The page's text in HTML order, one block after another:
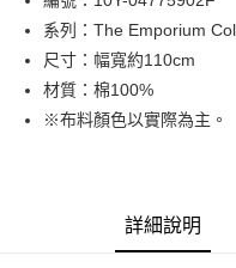
街口支付
Google Pay
AFTEE先享後付
１．簡單：不需註冊會員、不需
系列：The Emporium
尺寸：幅寬約110cm
材質：棉100%
※布料顏色以實際為主。
詳細說明